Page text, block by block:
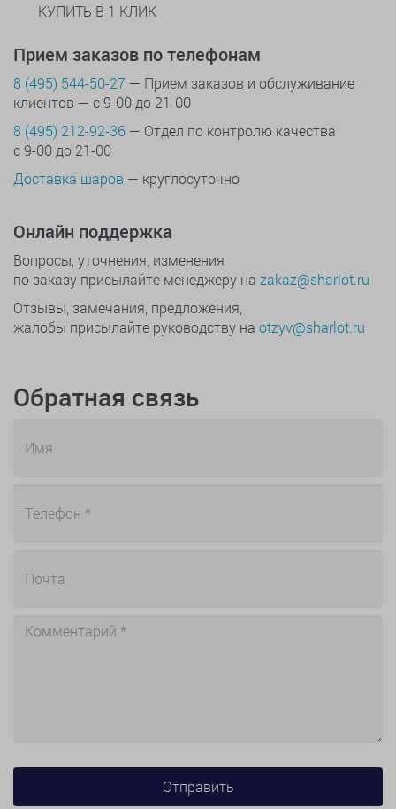
КУПИТЬ В 1 КЛИК
Прием заказов по телефонам
8 (495) 544-50-27 — Прием заказов и обслуживание
клиентов — с 9-00 до 21-00
8 (495) 212-92-36 — Отдел по контролю качества
с 9-00 до 21-00
Доставка шаров — круглосуточно
Онлайн поддержка
Вопросы, уточнения, изменения
по заказу присылайте менеджеру на zakaz@sharlot.ru
Отзывы, замечания, предложения,
жалобы присылайте руководству на otzyv@sharlot.ru
Обратная связь